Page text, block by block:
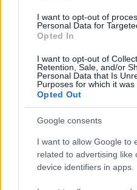
I want to opt-out of
Personal Data for
Opted In
I want to opt-out of
Retention, Sale, and/or
Personal Data that Is
Purposes for which it was
Opted Out
Google consents
I want to allow Google to
related to advertising like
device identifiers in apps.
Helen, nemesasszony:
Szín: Britannia és Róma
Jegyeket telefonon -
emailen rendelhet
Budapest,1075 Rumbach